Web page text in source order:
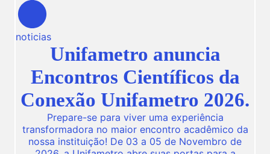
noticias
Unifametro anuncia
Encontros Científicos da
Conexão Unifametro 2026.
Prepare-se para viver uma experiência
transformadora no maior encontro acadêmico da
nossa instituição! De 03 a 05 de Novembro de